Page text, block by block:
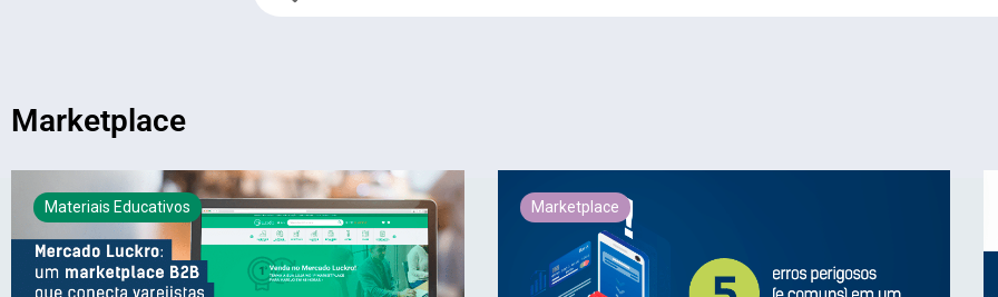
Marketplace
Materiais Educativos Marketplace